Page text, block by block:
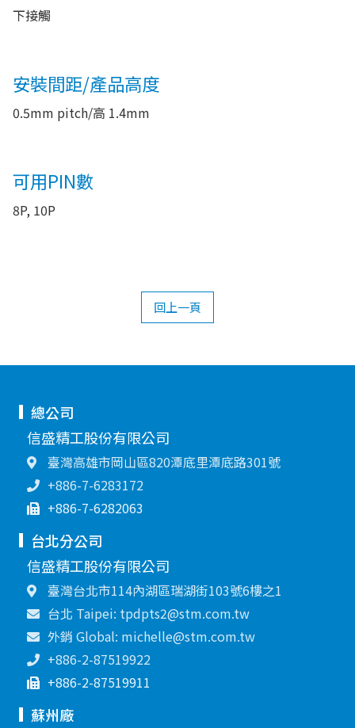
下接觸
安裝間距/產品高度
0.5mm pitch/高 1.4mm
可用PIN數
8P, 10P
回上一頁
總公司
信盛精工股份有限公司
臺灣高雄市岡山區820潭底里潭底路301號
+886-7-6283172
+886-7-6282063
台北分公司
信盛精工股份有限公司
臺灣台北市114內湖區瑞湖街103號6樓之1
台北 Taipei: tpdpts2@stm.com.tw
外銷 Global: michelle@stm.com.tw
+886-2-87519922
+886-2-87519911
蘇州廠